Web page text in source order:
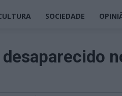
SOCIEDADE